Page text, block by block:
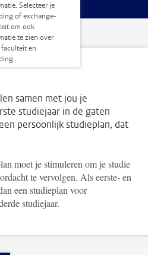
Selecteer je
of exchange-
om ook
te zien over
en
samen met jou je
studiejaar in de gaten
persoonlijk studieplan, dat
moet je stimuleren om je studie
te vervolgen. Als eerste- en
een studieplan voor
studiejaar.